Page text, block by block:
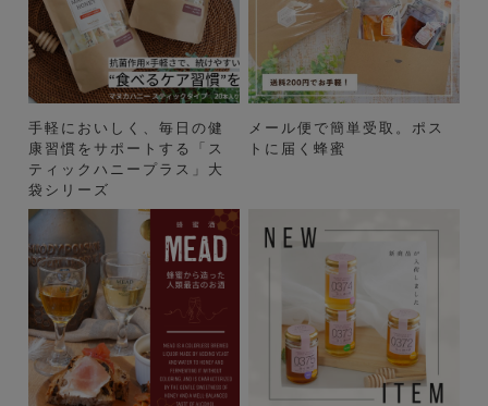
手軽においしく、毎日の健
康習慣をサポートする「ス
ティックハニープラス」大
袋シリーズ
メール便で簡単受取。ポス
トに届く蜂蜜